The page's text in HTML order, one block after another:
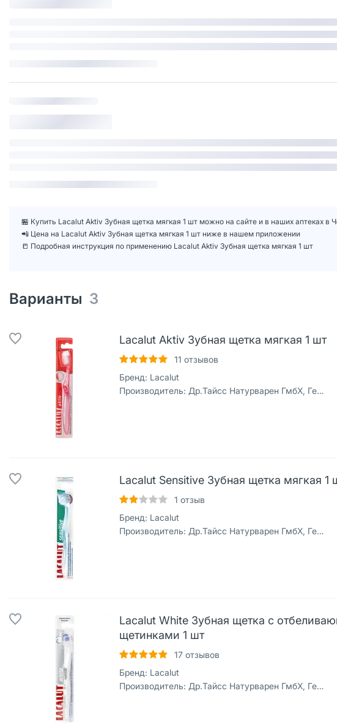
🏪 Купить Lacalut Aktiv Зубная щетка мягкая 1 шт можно на сайте и в наших аптеках в
📲 Цена на Lacalut Aktiv Зубная щетка мягкая 1 шт ниже в нашем приложении
📒 Подробная инструкция по применению Lacalut Aktiv Зубная щетка мягкая 1 шт
Варианты 3
Lacalut Aktiv Зубная щетка мягкая 1 шт
11 отзывов
Бренд: Lacalut
Производитель: Др.Тайсс Натурварен ГмбХ, Германия
Lacalut Sensitive Зубная щетка мягкая 1
1 отзыв
Бренд: Lacalut
Производитель: Др.Тайсс Натурварен ГмбХ, Германия
Lacalut White Зубная щетка с
щетинками 1 шт
17 отзывов
Бренд: Lacalut
Производитель: Др.Тайсс Натурварен ГмбХ, Германия